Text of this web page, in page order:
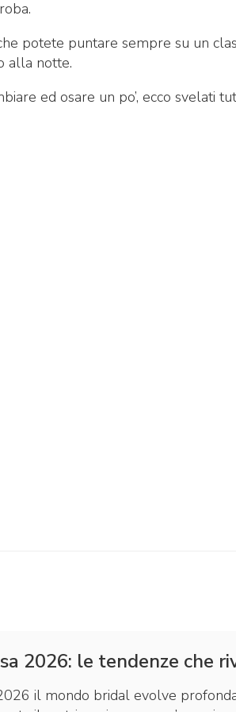
potete puntare sempre su un
alla notte.
ed osare un po’, ecco svelati
2026: le tendenze che
il mondo bridal evolve